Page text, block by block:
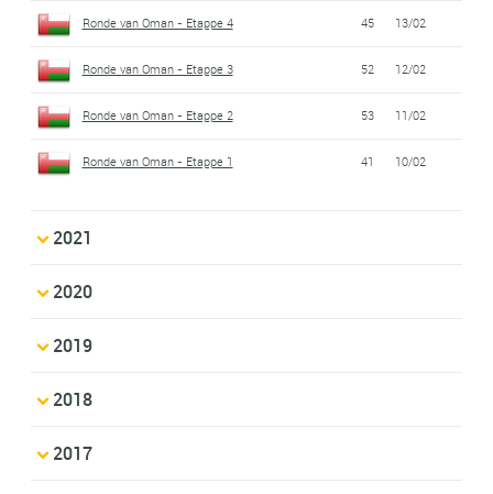
Ronde van Oman - Etappe 4 45 13/02
Ronde van Oman - Etappe 3 52 12/02
Ronde van Oman - Etappe 2 53 11/02
Ronde van Oman - Etappe 1 41 10/02
2021
2020
2019
2018
2017